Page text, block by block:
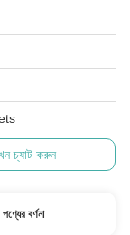
চ্যাট করুন
পণ্যের বর্ণনা